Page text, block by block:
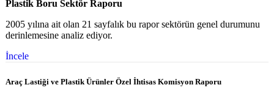
Plastik Boru Sektör Raporu
2005 yılına ait olan 21 sayfalık bu rapor sektörün genel durumunu
derinlemesine analiz ediyor.
İncele
Araç Lastiği ve Plastik Ürünler Özel İhtisas Komisyon Raporu